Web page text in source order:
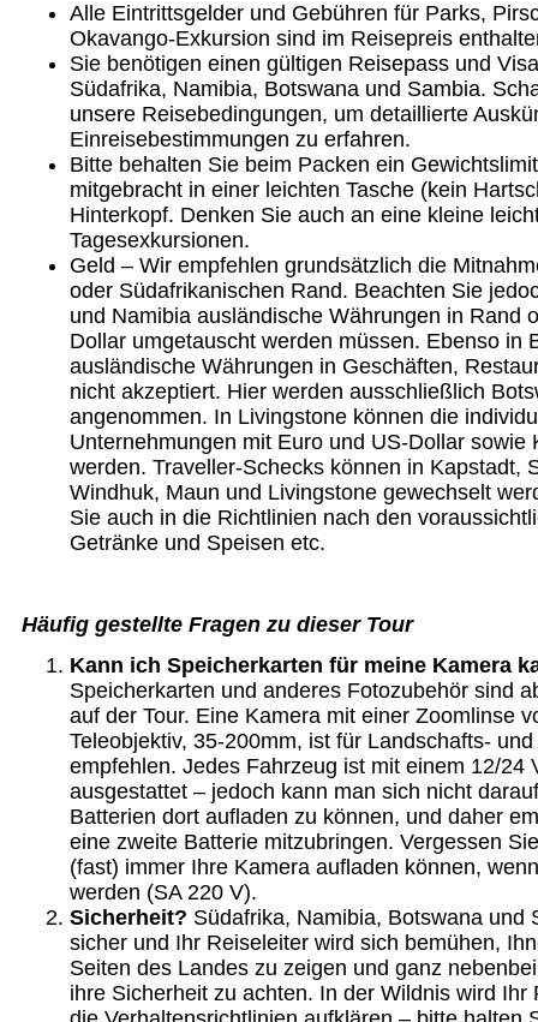
Alle Eintrittsgelder und Gebühren für Parks,
Okavango-Exkursion sind im Reisepreis
Sie benötigen einen gültigen Reisepass und
Südafrika, Namibia, Botswana und Sambia.
unsere Reisebedingungen, um detaillierte
Einreisebestimmungen zu erfahren.
Bitte behalten Sie beim Packen ein
mitgebracht in einer leichten Tasche (kein
Hinterkopf. Denken Sie auch an eine kleine
Tagesexkursionen.
Geld – Wir empfehlen grundsätzlich die
oder Südafrikanischen Rand. Beachten Sie
und Namibia ausländische Währungen in Rand
Dollar umgetauscht werden müssen. Ebenso in
ausländische Währungen in Geschäften,
nicht akzeptiert. Hier werden ausschließlich
angenommen. In Livingstone können die
Unternehmungen mit Euro und US-Dollar sowie
werden. Traveller-Schecks können in Kapstadt,
Windhuk, Maun und Livingstone gewechselt
Sie auch in die Richtlinien nach den
Getränke und Speisen etc.
Häufig gestellte Fragen zu dieser Tour
Kann ich Speicherkarten für meine Kamera
Speicherkarten und anderes Fotozubehör sind
auf der Tour. Eine Kamera mit einer Zoomlinse
Teleobjektiv, 35-200mm, ist für Landschafts-
empfehlen. Jedes Fahrzeug ist mit einem 12/24
ausgestattet – jedoch kann man sich nicht
Batterien dort aufladen zu können, und daher
eine zweite Batterie mitzubringen. Vergessen
(fast) immer Ihre Kamera aufladen können,
werden (SA 220 V).
Sicherheit? Südafrika, Namibia, Botswana und
sicher und Ihr Reiseleiter wird sich bemühen,
Seiten des Landes zu zeigen und ganz
ihre Sicherheit zu achten. In der Wildnis wird Ihr